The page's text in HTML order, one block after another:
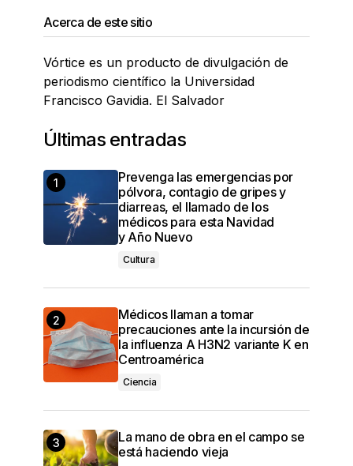
Acerca de este sitio
Vórtice es un producto de divulgación de
periodismo científico la Universidad
Francisco Gavidia. El Salvador
Últimas entradas
Prevenga las emergencias por
pólvora, contagio de gripes y
diarreas, el llamado de los
médicos para esta Navidad
y Año Nuevo
Cultura
Médicos llaman a tomar
precauciones ante la incursión de
la influenza A H3N2 variante K en
Centroamérica
Ciencia
La mano de obra en el campo se
está haciendo vieja